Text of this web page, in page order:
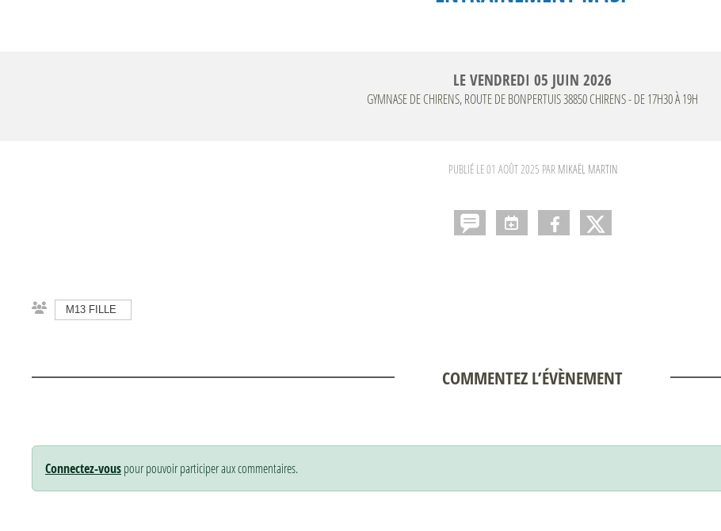
LEVENDREDI 05 JUIN 2026
GYMNASE DE CHIRENS, ROUTE DE BONPERTUIS38850CHIRENS- DE 17H30 À 19H
PUBLIÉ LE01 AOÛT 2025 PAR MIKAËL MARTIN
M13 FILLE
COMMENTEZ L’ÉVÈNEMENT
Connectez-vouspour pouvoir participer aux commentaires.